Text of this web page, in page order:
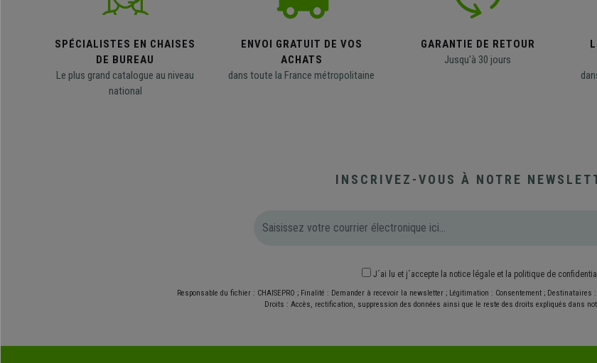
SPÉCIALISTES EN CHAISES
DE BUREAU
Le plus grand catalogue au niveau
national
ENVOI GRATUIT DE VOS
ACHATS
dans toute la France métropolitaine
GARANTIE DE RETOUR
Jusqu'à 30 jours
INSCRIVEZ-VOUS À NOTRE
J´ai lu et j´accepte la notice légale et la politique de
Responsable du fichier : CHAISEPRO ; Finalité : Demander à recevoir la newsletter ; Légitimation : Consentement ;
Droits : Accès, rectification, suppression des données ainsi que le reste des droits expliqués dans